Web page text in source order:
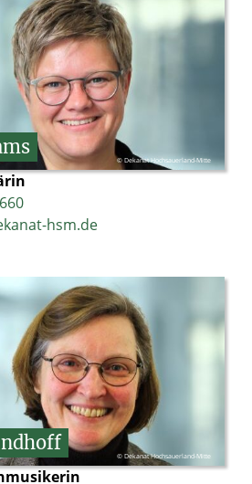
© Dekanat Hochsauerland-Mitte
hsm.de
© Dekanat Hochsauerland-Mitte